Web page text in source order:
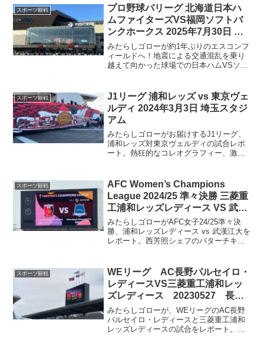
します。さらに、長野Uスタジアムへのア
クセスやチケット情報もチェック！浦和
レッズレディースの快進撃に興味津々な
サッカーファン必見の記事です。
スポーツ観戦
プロ野球パリーグ 北海道日本ハ
ムファイターズVS福岡ソフトバ
ンクホークス 2025年7月30日 ＠
エスコンフィールドHOKKAIDO
みたらしゴローが約1年ぶりのエスコンフ
ィールドへ！地震による交通混乱を乗り
越えて向かった球場での日本ハムVSソフ
ジアム演出、劇的な逆転劇、そして現地
ならではの野球の魅力
スポーツ観戦
J1リーグ 浦和レッズ vs 東京ヴェ
ルディ 2024年3月3日 埼玉スタジ
アム
みたらしゴローがお届けするJ1リーグ、
浦和レッズ対東京ヴェルディの試合レポ
ート。熱狂的なコレオグラフィー、激し
るスタジアムの雰囲気と、試合の決定的
瞬間を体感しましょう。
スポーツ観戦
AFC Women’s Champions
League 2024/25 準々決勝 三菱重
工浦和レッズレディース VS 武漢
江大 2025年3月23日＠熊谷スポー
ツ文化公園陸上競技場
みたらしゴローがAFC女子24/25準々決
勝、浦和レッズレディース vs 武漢江大を
レポート。西芳照シェフのバターチキン
約解除のニュースまで、現地の空気感を
レポート
スポーツ観戦
WEリーグ AC長野パルセイロ・
レディースVS三菱重工浦和レッ
ズレディース 20230527 長野
Uスタジアム
みたらしゴローが、WEリーグのAC長野
パルセイロ・レディースと三菱重工浦和
レッズレディースの試合をレポート。前